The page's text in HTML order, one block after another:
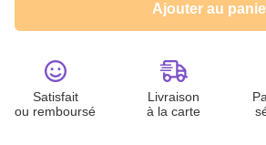
Ajouter au
Satisfait
ou remboursé
Livraison
à la carte